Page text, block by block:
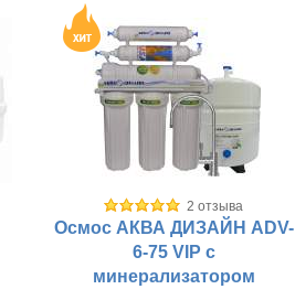
Рабочее давление, атм:
Материал корпуса:
Высота крана, мм:
Размер бака (выс/диаметр), мм:
Материал крепежной пластины:
Тип колб:
Материал бака:
Стиль крана:
Тип фильтрации:
2 отзыва
Осмос АКВА ДИЗАЙН ADV-
6-75 VIP с
минерализатором